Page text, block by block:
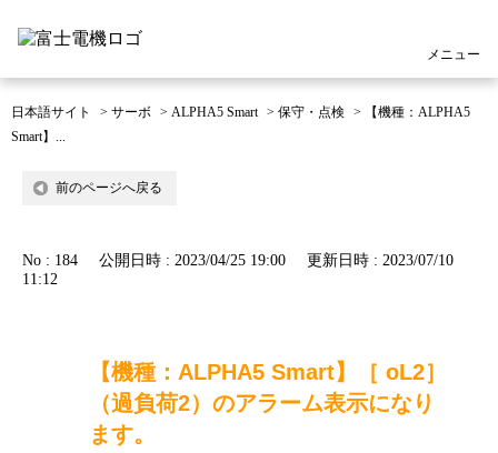
メニュー
日本語サイト > サーボ > ALPHA5 Smart > 保守・点検 >
【機種：ALPHA5
Smart】...
前のページへ戻る
No : 184 公開日時 : 2023/04/25 19:00
更新日時 : 2023/07/10
11:12
【機種：ALPHA5 Smart】［ oL2］
（過負荷2）のアラーム表示になり
ます。